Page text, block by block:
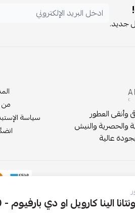
كارويل او دي بارفيوم - 100 مل
جديد.
وأنقى العطور
والحصرية والنيش
عالية
سياسة